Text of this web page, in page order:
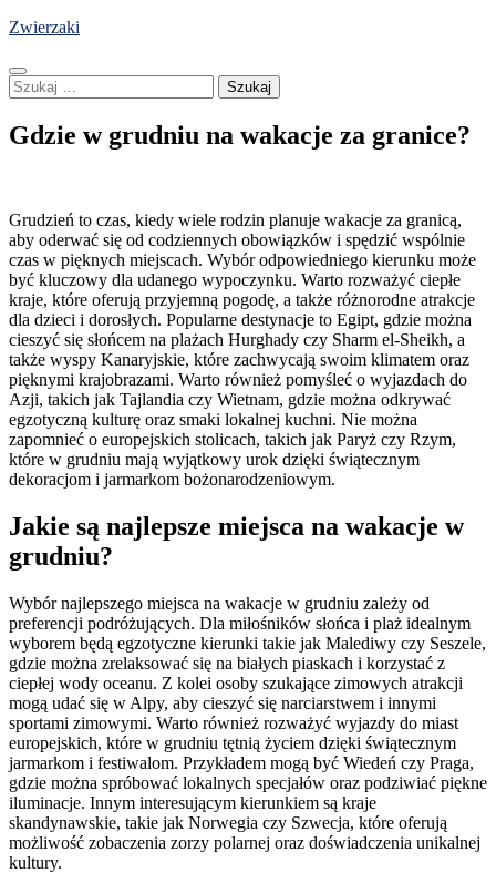
Skip
content
Zwierzaki
Szukaj:
Gdzie w grudniu na wakacje za granice?
Grudzień to czas, kiedy wiele rodzin planuje wakacje za granicą,
aby oderwać się od codziennych obowiązków i spędzić wspólnie
czas w pięknych miejscach. Wybór odpowiedniego kierunku może
być kluczowy dla udanego wypoczynku. Warto rozważyć ciepłe
kraje, które oferują przyjemną pogodę, a także różnorodne atrakcje
dla dzieci i dorosłych. Popularne destynacje to Egipt, gdzie można
cieszyć się słońcem na plażach Hurghady czy Sharm el-Sheikh, a
także wyspy Kanaryjskie, które zachwycają swoim klimatem oraz
pięknymi krajobrazami. Warto również pomyśleć o wyjazdach do
Azji, takich jak Tajlandia czy Wietnam, gdzie można odkrywać
egzotyczną kulturę oraz smaki lokalnej kuchni. Nie można
zapomnieć o europejskich stolicach, takich jak Paryż czy Rzym,
które w grudniu mają wyjątkowy urok dzięki świątecznym
dekoracjom i jarmarkom bożonarodzeniowym.
Jakie są najlepsze miejsca na wakacje w
grudniu?
Wybór najlepszego miejsca na wakacje w grudniu zależy od
preferencji podróżujących. Dla miłośników słońca i plaż idealnym
wyborem będą egzotyczne kierunki takie jak Malediwy czy Seszele,
gdzie można zrelaksować się na białych piaskach i korzystać z
ciepłej wody oceanu. Z kolei osoby szukające zimowych atrakcji
mogą udać się w Alpy, aby cieszyć się narciarstwem i innymi
sportami zimowymi. Warto również rozważyć wyjazdy do miast
europejskich, które w grudniu tętnią życiem dzięki świątecznym
jarmarkom i festiwalom. Przykładem mogą być Wiedeń czy Praga,
gdzie można spróbować lokalnych specjałów oraz podziwiać piękne
iluminacje. Innym interesującym kierunkiem są kraje
skandynawskie, takie jak Norwegia czy Szwecja, które oferują
możliwość zobaczenia zorzy polarnej oraz doświadczenia unikalnej
kultury.